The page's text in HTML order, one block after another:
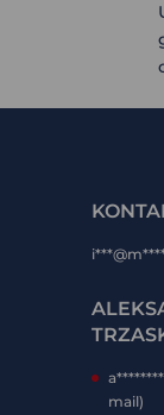
mail)